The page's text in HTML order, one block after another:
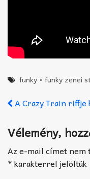
funky •funky zenei
A Crazy Train riffje
Vélemény,
Az e-mail címet nem
*karakterrel jelöltük